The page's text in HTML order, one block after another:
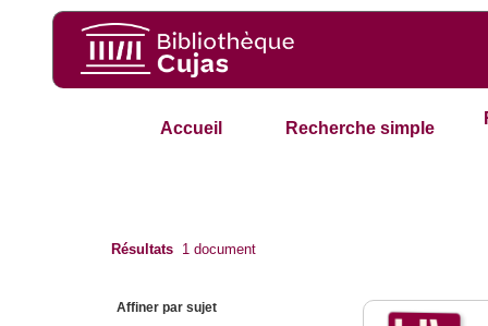
Accueil Recherche simple
Résultats 1 document
Affiner par sujet